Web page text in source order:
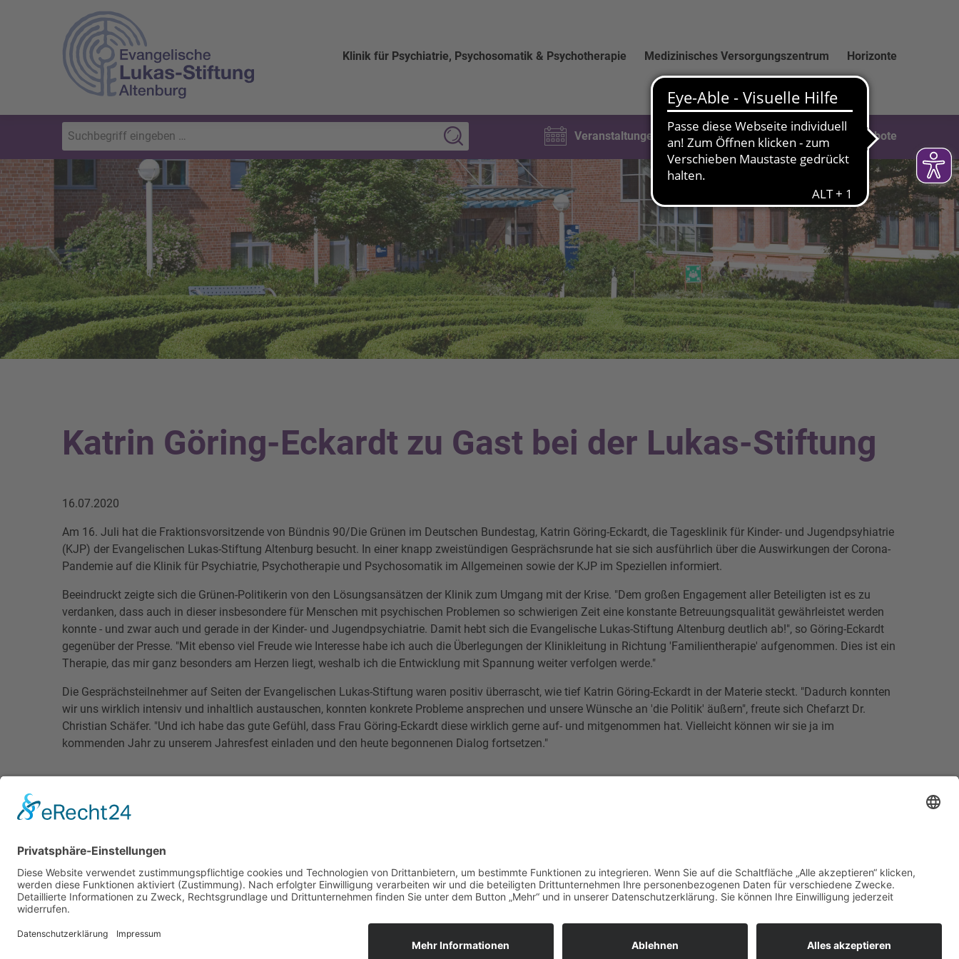
Klinik für Psychiatrie, Psychosomatik & Psychotherapie Medizinisches Versorgungszentrum Horizonte
Veranstaltungen Soforthilfe & Weitere Hilfsangebote
Katrin Göring-Eckardt zu Gast bei der Lukas-Stiftung
16.07.2020
Am 16. Juli hat die Fraktionsvorsitzende von Bündnis 90/Die Grünen im Deutschen Bundestag, Katrin Göring-Eckardt, die Tagesklinik für Kinder- und Jugendpsyhiatrie
(KJP) der Evangelischen Lukas-Stiftung Altenburg besucht. In einer knapp zweistündigen Gesprächsrunde hat sie sich ausführlich über die Auswirkungen der Corona-
Pandemie auf die Klinik für Psychiatrie, Psychotherapie und Psychosomatik im Allgemeinen sowie der KJP im Speziellen informiert.
Beeindruckt zeigte sich die Grünen-Politikerin von den Lösungsansätzen der Klinik zum Umgang mit der Krise. "Dem großen Engagement aller Beteiligten ist es zu
verdanken, dass auch in dieser insbesondere für Menschen mit psychischen Problemen so schwierigen Zeit eine konstante Betreuungsqualität gewährleistet werden
konnte - und zwar auch und gerade in der Kinder- und Jugendpsychiatrie. Damit hebt sich die Evangelische Lukas-Stiftung Altenburg deutlich ab!", so Göring-Eckardt
gegenüber der Presse. "Mit ebenso viel Freude wie Interesse habe ich auch die Überlegungen der Klinikleitung in Richtung 'Familientherapie' aufgenommen. Dies ist ein
Therapie, das mir ganz besonders am Herzen liegt, weshalb ich die Entwicklung mit Spannung weiter verfolgen werde."
Die Gesprächsteilnehmer auf Seiten der Evangelischen Lukas-Stiftung waren positiv überrascht, wie tief Katrin Göring-Eckardt in der Materie steckt. "Dadurch konnten
wir uns wirklich intensiv und inhaltlich austauschen, konnten konkrete Probleme ansprechen und unsere Wünsche an 'die Politik' äußern", freute sich Chefarzt Dr.
Christian Schäfer. "Und ich habe das gute Gefühl, dass Frau Göring-Eckardt diese wirklich gerne auf- und mitgenommen hat. Vielleicht können wir sie ja im
kommenden Jahr zu unserem Jahresfest einladen und den heute begonnenen Dialog fortsetzen."
zurück zur Übersicht
Presse
Impressum
Veranstaltungen